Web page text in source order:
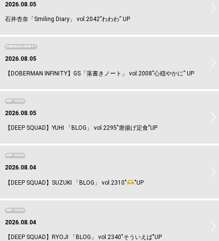
2026.08.05
石井杏奈「Smiling Diary」 vol.2042”わわわ” UP
DOBERMAN INFINITY
2026.08.05
【DOBERMAN INFINITY】GS「落書きノート」 vol.2008”心穏やかに” UP
DEEP SQUAD
2026.08.05
【DEEP SQUAD】YUHI 「BLOG」 vol.2295"唐揚げ定食"UP
DEEP SQUAD
2026.08.04
【DEEP SQUAD】SUZUKI 「BLOG」 vol.2310" "UP
DEEP SQUAD
2026.08.04
【DEEP SQUAD】RYOJI 「BLOG」 vol.2340"そういえば"UP